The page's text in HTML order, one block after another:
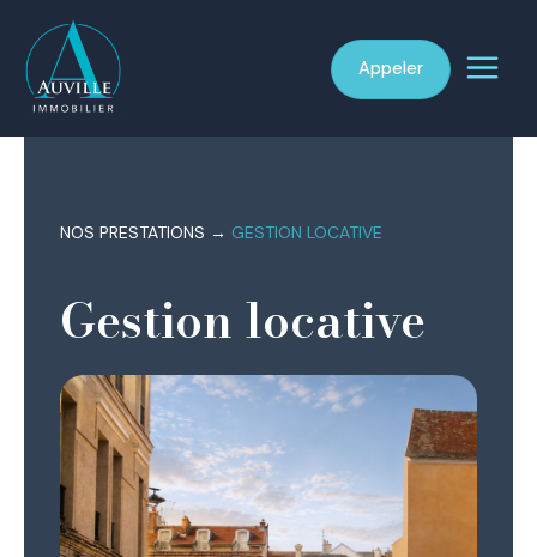
contenu
Appeler
NOS PRESTATIONS → GESTION LOCATIVE
Gestion locative